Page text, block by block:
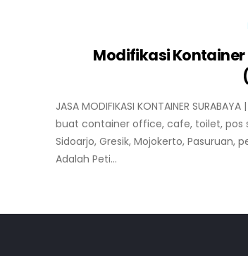
Modifikasi Kontainer
JASA MODIFIKASI KONTAINER
buat container office, cafe, toilet,
Sidoarjo, Gresik, Mojokerto,
Adalah Peti...